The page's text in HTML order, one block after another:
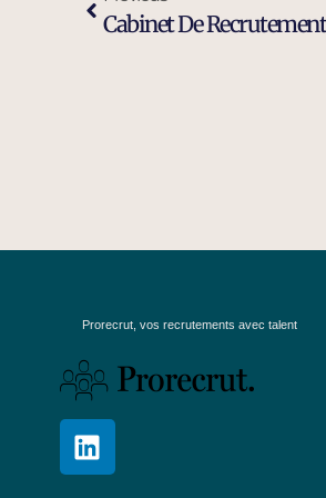
Prorecrut, vos recrutements avec talent